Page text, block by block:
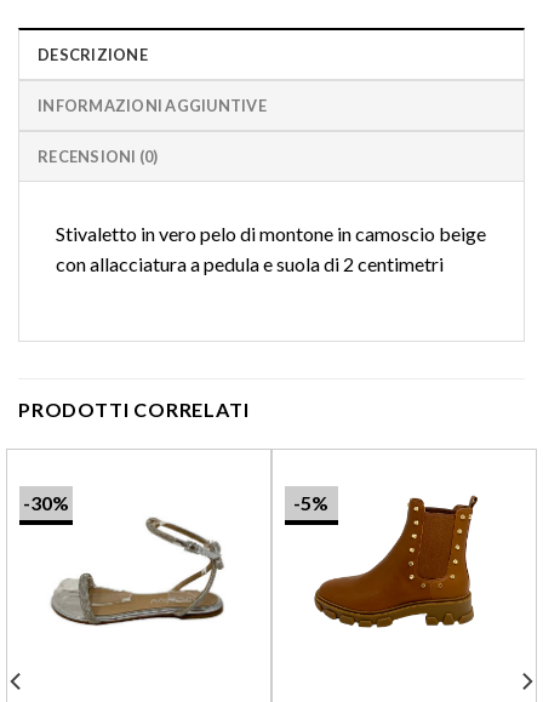
DESCRIZIONE
INFORMAZIONI AGGIUNTIVE
RECENSIONI (0)
Stivaletto in vero pelo di montone in camoscio beige
con allacciatura a pedula e suola di 2 centimetri
PRODOTTI CORRELATI
-30% -5%